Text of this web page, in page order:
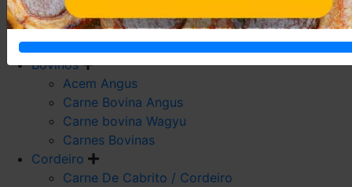
Carne De Frango
Carne De Galeto
Codorna
Bovinos
Acem Angus
Carne Bovina Angus
Carne bovina Wagyu
Carnes Bovinas
Cordeiro
Carne De Cabrito / Cordeiro